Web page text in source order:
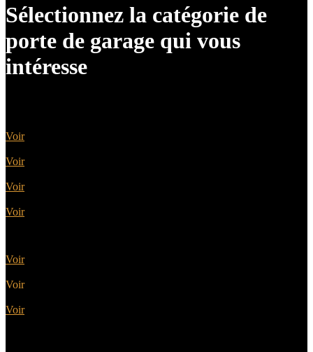
Sélectionnez la catégorie de
porte de garage qui vous
intéresse
Voir
Voir
Voir
Voir
Voir
Voir
Voir